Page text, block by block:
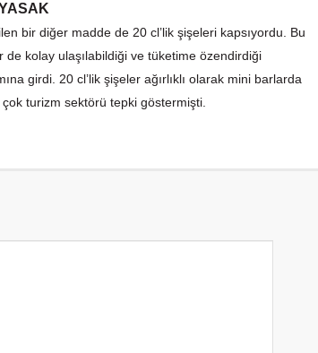
bir diğer madde de 20 cl’lik şişeleri kapsıyordu. Bu
de kolay ulaşılabildiği ve tüketime özendirdiği
girdi. 20 cl’lik şişeler ağırlıklı olarak mini barlarda
çok turizm sektörü tepki göstermişti.